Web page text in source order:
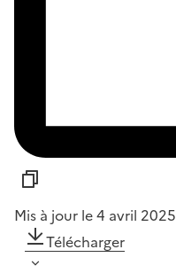
Mis à jour le 4 avril 2025
Télécharger